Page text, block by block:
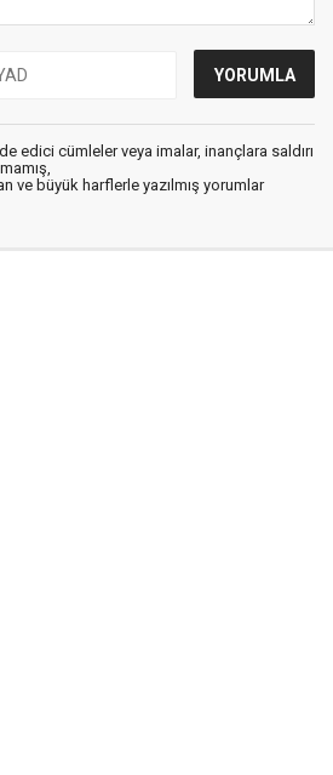
edici cümleler veya imalar, inançlara saldırı
ve büyük harflerle yazılmış yorumlar